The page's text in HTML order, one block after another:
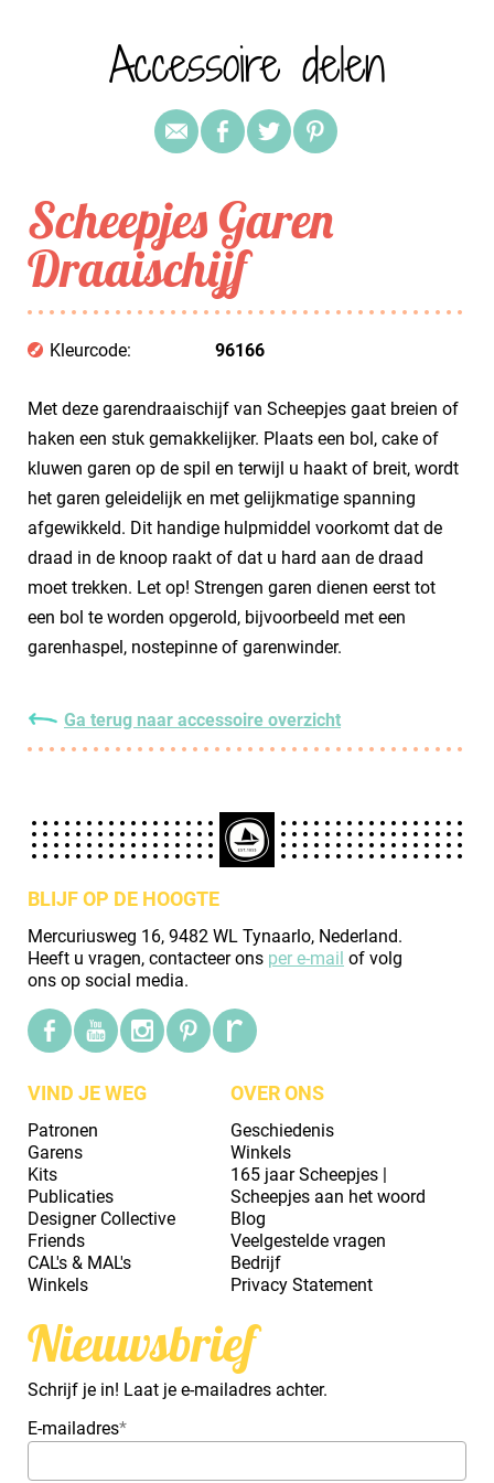
Accessoire delen
Scheepjes Garen
Draaischijf
Kleurcode: 96166
Met deze garendraaischijf van Scheepjes gaat breien of
haken een stuk gemakkelijker. Plaats een bol, cake of
kluwen garen op de spil en terwijl u haakt of breit, wordt
het garen geleidelijk en met gelijkmatige spanning
afgewikkeld. Dit handige hulpmiddel voorkomt dat de
draad in de knoop raakt of dat u hard aan de draad
moet trekken. Let op! Strengen garen dienen eerst tot
een bol te worden opgerold, bijvoorbeeld met een
garenhaspel, nostepinne of garenwinder.
Ga terug naar accessoire overzicht
BLIJF OP DE HOOGTE
Mercuriusweg 16, 9482 WL Tynaarlo, Nederland.
Heeft u vragen, contacteer ons per e-mail of volg
ons op social media.
VIND JE WEG
Patronen
Garens
Kits
Publicaties
Designer Collective
Friends
CAL's & MAL's
Winkels
OVER ONS
Geschiedenis
Winkels
165 jaar Scheepjes |
Scheepjes aan het woord
Blog
Veelgestelde vragen
Bedrijf
Privacy Statement
Nieuwsbrief
Schrijf je in! Laat je e-mailadres achter.
E-mailadres*